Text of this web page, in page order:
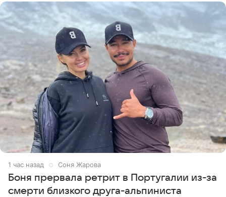
1 час назад Соня Жарова
Боня прервала ретрит в Португалии из-за
смерти близкого друга-альпиниста